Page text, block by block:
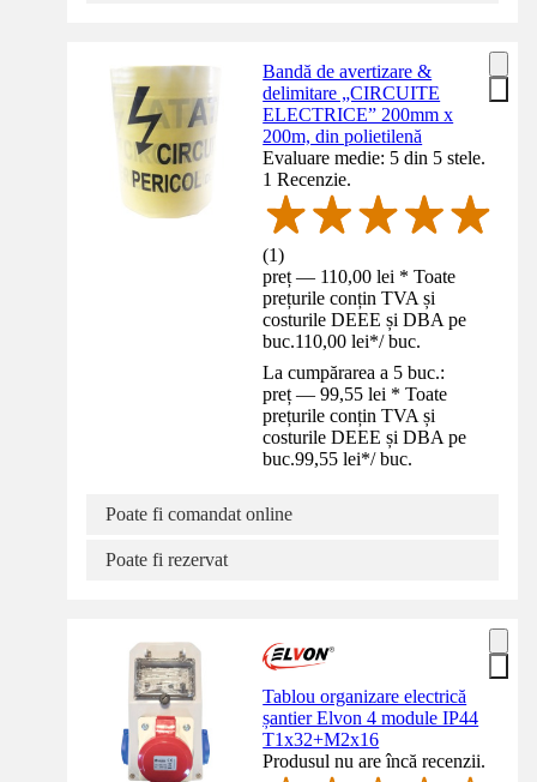
Bandă de avertizare &
delimitare „CIRCUITE
ELECTRICE” 200mm x
200m, din polietilenă
Evaluare medie: 5 din 5 stele.
1 Recenzie.
(1)
preț — 110,00 lei * Toate
prețurile conțin TVA și
costurile DEEE și DBA pe
buc.110,00 lei*/ buc.
La cumpărarea a 5 buc.:
preț — 99,55 lei * Toate
prețurile conțin TVA și
costurile DEEE și DBA pe
buc.99,55 lei*/ buc.
Poate fi comandat online
Poate fi rezervat
Tablou organizare electrică
șantier Elvon 4 module IP44
T1x32+M2x16
Produsul nu are încă recenzii.